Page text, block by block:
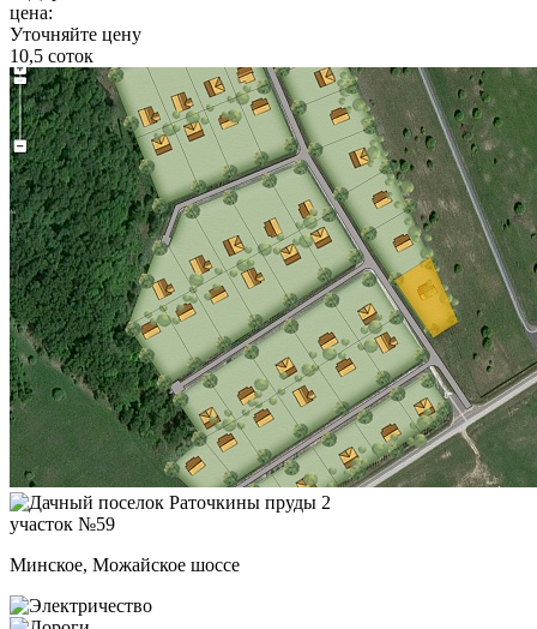
цена:
Уточняйте цену
10,5 соток
участок №59
Минское, Можайское шоссе